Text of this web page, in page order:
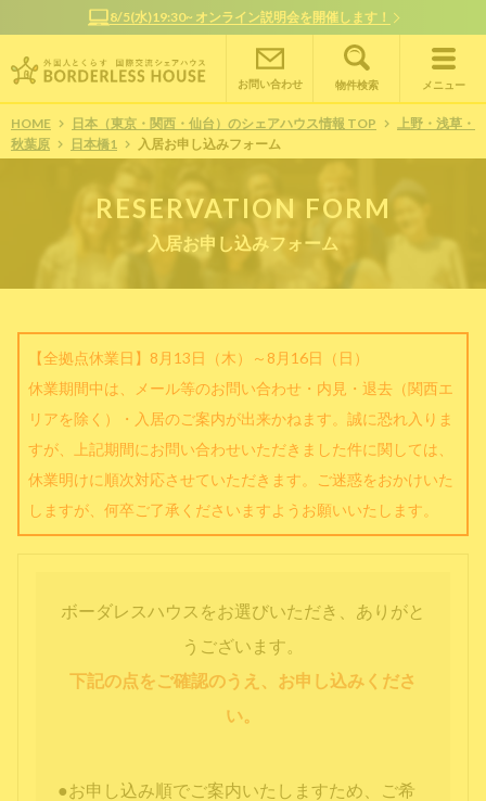
8/5(水)19:30~ オンライン説明会を開催します！
お問い合わせ 物件検索 メニュー
HOME 日本（東京・関西・仙台）のシェアハウス情報 TOP
上野・浅草・
秋葉原
日本橋1 入居お申し込みフォーム
RESERVATION FORM
入居お申し込みフォーム
【全拠点休業日】8月13日（木）～8月16日（日）
休業期間中は、メール等のお問い合わせ・内見・退去（関西エ
リアを除く）・入居のご案内が出来かねます。誠に恐れ入りま
すが、上記期間にお問い合わせいただきました件に関しては、
休業明けに順次対応させていただきます。ご迷惑をおかけいた
しますが、何卒ご了承くださいますようお願いいたします。
ボーダレスハウスをお選びいただき、ありがと
うございます。
下記の点をご確認のうえ、お申し込みくださ
い。
●お申し込み順でご案内いたしますため、ご希